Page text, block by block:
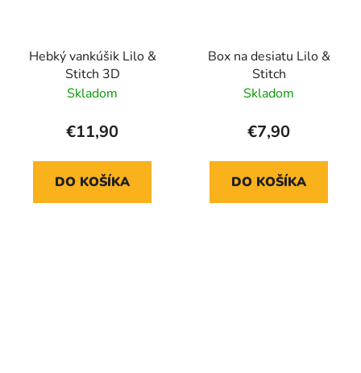
Hebký vankúšik Lilo &
Stitch 3D
Skladom
€11,90
DO KOŠÍKA
Box na desiatu Lilo &
Stitch
Skladom
€7,90
DO KOŠÍKA